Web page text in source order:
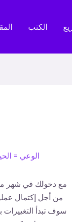
الكتب
الوعي =
مع دخولك في شهر
من أجل إكتمال
سوف تبدأ